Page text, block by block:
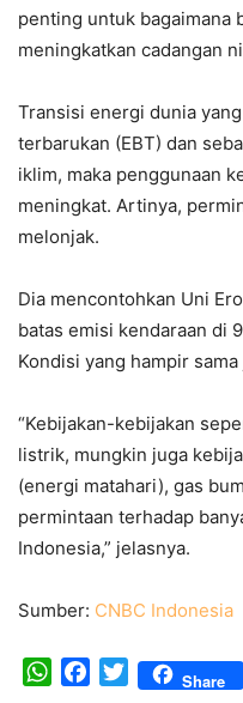
penting untuk bagaimana
meningkatkan cadangan
Transisi energi dunia
terbarukan (EBT) dan
iklim, maka penggunaan
meningkat. Artinya,
melonjak.
Dia mencontohkan Uni
batas emisi kendaraan di
Kondisi yang hampir
“Kebijakan-kebijakan
listrik, mungkin juga
(energi matahari), gas
permintaan terhadap
Indonesia,” jelasnya.
Sumber: CNBC Indonesia
WhatsAppFacebook
TwitterShare